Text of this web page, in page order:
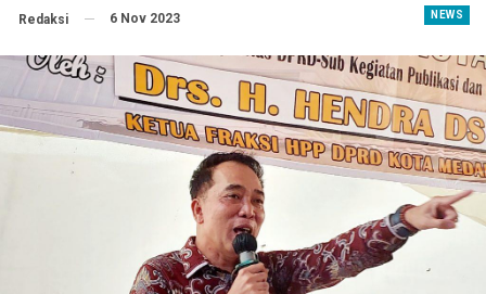
NEWS
Redaksi 6 Nov 2023